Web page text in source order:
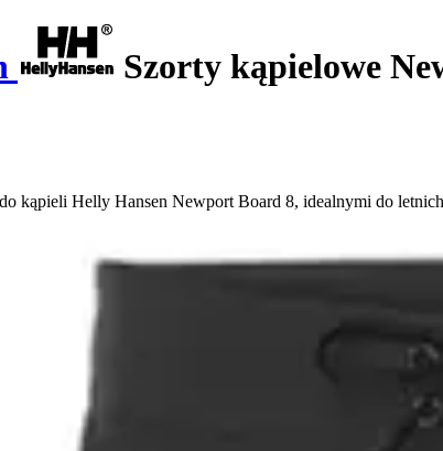
Szorty kąpielowe
kąpieli Helly Hansen Newport Board 8, idealnymi do